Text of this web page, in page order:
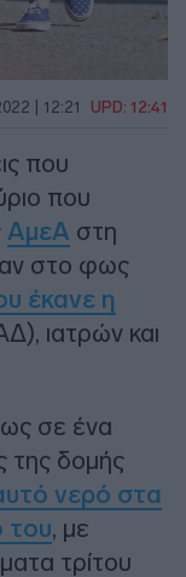
| 12:21 UPD: 12:41
που
που
ΑμεΑ στη
στο φως
έκανε η
ιατρών και
σε ένα
της δομής
νερό στα
του, με
τρίτου